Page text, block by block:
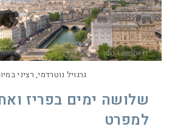
גרגויל נוטרדמי, רציני
שלושה ימים בפריז
למפרט